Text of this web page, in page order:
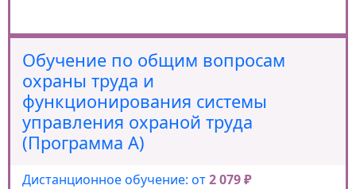
Обучение по общим вопросам
охраны труда и
функционирования системы
управления охраной труда
(Программа А)
Дистанционное обучение: от2 079 ₽